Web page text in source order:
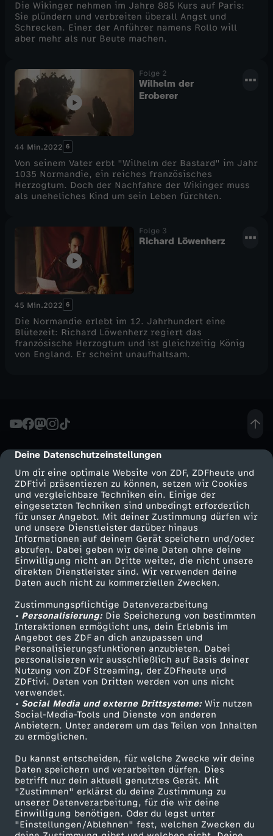
cmp-dialog-description
Deine Datenschutzeinstellungen
Um dir eine optimale Website von ZDF, ZDFheute und
ZDFtivi präsentieren zu können, setzen wir Cookies
und vergleichbare Techniken ein. Einige der
eingesetzten Techniken sind unbedingt erforderlich
für unser Angebot. Mit deiner Zustimmung dürfen wir
und unsere Dienstleister darüber hinaus
Informationen auf deinem Gerät speichern und/oder
abrufen. Dabei geben wir deine Daten ohne deine
Einwilligung nicht an Dritte weiter, die nicht unsere
direkten Dienstleister sind. Wir verwenden deine
Daten auch nicht zu kommerziellen Zwecken.
Zustimmungspflichtige Datenverarbeitung
• Personalisierung:Die Speicherung von bestimmten
Interaktionen ermöglicht uns, dein Erlebnis im
Angebot des ZDF an dich anzupassen und
Personalisierungsfunktionen anzubieten. Dabei
personalisieren wir ausschließlich auf Basis deiner
Nutzung von ZDF Streaming, der ZDFheute und
ZDFtivi. Daten von Dritten werden von uns nicht
verwendet.
• Social Media und externe Drittsysteme:Wir nutzen
Social-Media-Tools und Dienste von anderen
Anbietern. Unter anderem um das Teilen von Inhalten
zu ermöglichen.
Du kannst entscheiden, für welche Zwecke wir deine
Daten speichern und verarbeiten dürfen. Dies
betrifft nur dein aktuell genutztes Gerät. Mit
"Zustimmen" erklärst du deine Zustimmung zu
unserer Datenverarbeitung, für die wir deine
Einwilligung benötigen. Oder du legst unter
"Einstellungen/Ablehnen" fest, welchen Zwecken du
Die Wikinger nehmen im Jahre 885 Kurs auf Paris:
Sie plündern und verbreiten überall Angst und
Schrecken. Einer der Anführer namens Rollo will
aber mehr als nur Beute machen.
Folge 2
Wilhelm der
Eroberer
44 Min.2022 6
Von seinem Vater erbt "Wilhelm der Bastard" im Jahr
1035 Normandie, ein reiches französisches
Herzogtum. Doch der Nachfahre der Wikinger muss
als uneheliches Kind um sein Leben fürchten.
Folge 3
Richard Löwenherz
45 Min.2022 6
Die Normandie erlebt im 12. Jahrhundert eine
Blütezeit: Richard Löwenherz regiert das
französische Herzogtum und ist gleichzeitig König
von England. Er scheint unaufhaltsam.
Mehr ZDF
ZDF-Apps
Smart TV
ZDFtext
Livestreams
Sendungen A-Z
TV-Programm
Service
ZDFmitreden
Kontakt zum ZDF
Tickets
Zuschauerservice
Hilfe
ZDF Unternehmen
Karriere
ZDF goes Schule
Werbefernsehen
Mainzelmännchen